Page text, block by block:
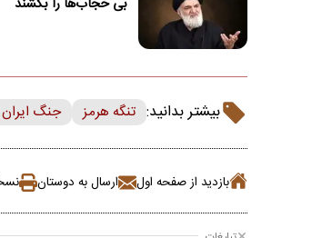
بیشتر بدانید: تنگه هرمز جنگ ایران
بازدید از صفحه اول ارسال به دوستان